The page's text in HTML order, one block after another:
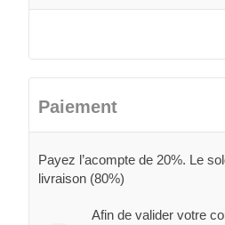
Paiement
Payez l’acompte de 20%. Le
livraison (80%)
Afin de valider votre